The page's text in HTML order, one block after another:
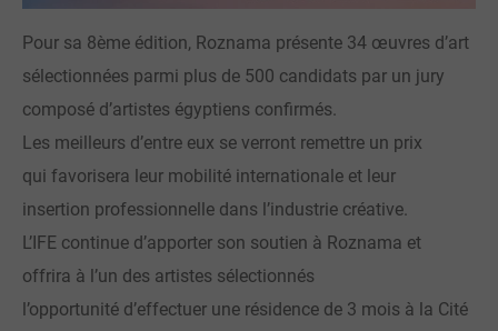
Pour sa 8ème édition, Roznama présente 34 œuvres d’art
sélectionnées parmi plus de 500 candidats par un jury
composé d’artistes égyptiens confirmés.
Les meilleurs d’entre eux se verront remettre un prix
qui favorisera leur mobilité internationale et leur
insertion professionnelle dans l’industrie créative.
L’IFE continue d’apporter son soutien à Roznama et
offrira à l’un des artistes sélectionnés
l’opportunité d’effectuer une résidence de 3 mois à la Cité